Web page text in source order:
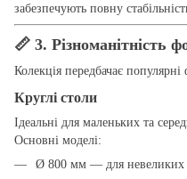
забезпечують повну
📏 3. Різноманітність
Колекція передбачає
Круглі столи
Ідеальні для маленьких та
Основні моделі:
Ø 800 мм — для невеликих